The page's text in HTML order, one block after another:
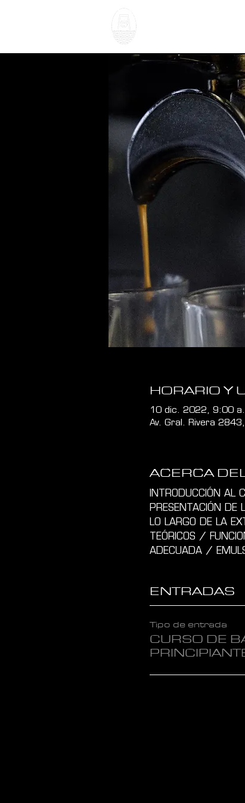
HORARIO Y
10 dic. 2022, 9:00
Av. Gral. Rivera
ACERCA
INTRODUCCIÓN AL
PRESENTACIÓN
LO LARGO DE LA
TEÓRICOS /
ADECUADA /
ENTRADAS
Tipo de entrada
CURSO DE